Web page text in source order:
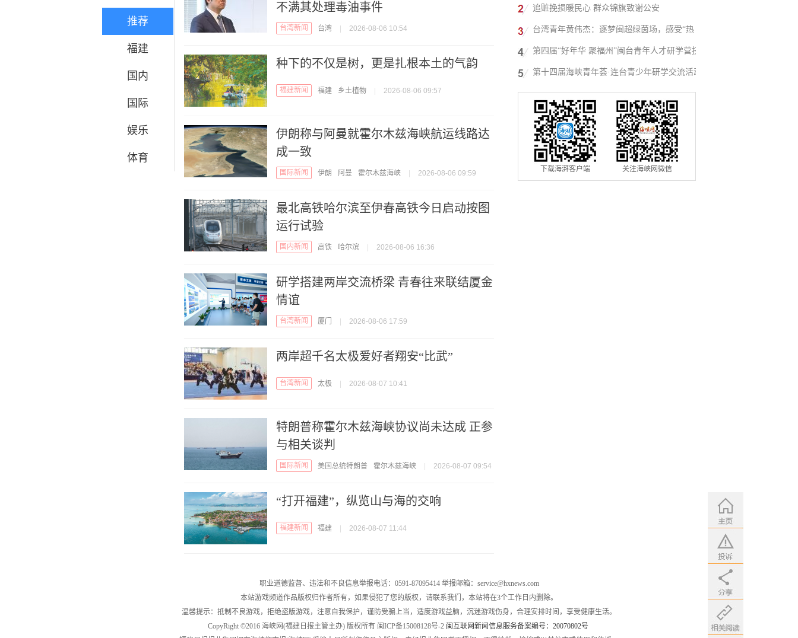
推荐
福建
国内
国际
娱乐
体育
不满其处理毒油事件
台湾新闻 台湾 2026-08-06 10:54
种下的不仅是树，更是扎根本土的气韵
福建新闻 福建 乡土植物 2026-08-06 09:57
伊朗称与阿曼就霍尔木兹海峡航运线路达
成一致
国际新闻 伊朗 阿曼 霍尔木兹海峡 2026-08-06 09:59
最北高铁哈尔滨至伊春高铁今日启动按图
运行试验
国内新闻 高铁 哈尔滨 2026-08-06 16:36
研学搭建两岸交流桥梁 青春往来联结厦金
情谊
台湾新闻 厦门 2026-08-06 17:59
两岸超千名太极爱好者翔安“比武”
台湾新闻 太极 2026-08-07 10:41
特朗普称霍尔木兹海峡协议尚未达成 正参
与相关谈判
国际新闻 美国总统特朗普 霍尔木兹海峡 2026-08-07 09:54
“打开福建”，纵览山与海的交响
福建新闻 福建 2026-08-07 11:44
追赃挽损暖民心 群众锦旗致谢公安
台湾青年黄伟杰：逐梦闽超绿茵场，感受“热
血”与温情
第四届“好年华 聚福州”闽台青年人才研学营技
术成果项目路演在榕举办
第十四届海峡青年荟·连台青少年研学交流活动
在福州启航
下载海湃客户端 关注海峡网微信
职业道德监督、违法和不良信息举报电话：0591-87095414 举报邮箱：service@hxnews.com
本站游戏频道作品版权归作者所有，如果侵犯了您的版权，请联系我们，本站将在3个工作日内删除。
温馨提示：抵制不良游戏，拒绝盗版游戏，注意自我保护，谨防受骗上当，适度游戏益脑，沉迷游戏伤身，合理安排时间，享受健康生活。
CopyRight ©2016 海峡网(福建日报主管主办) 版权所有 闽ICP备15008128号-2 闽互联网新闻信息服务备案编号：20070802号